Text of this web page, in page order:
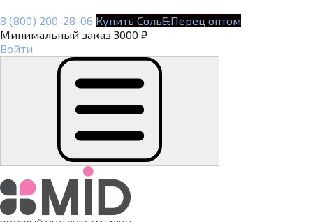
8 (800) 200-28-06 Купить Соль&Перец оптом
Минимальный заказ 3000 ₽
Войти